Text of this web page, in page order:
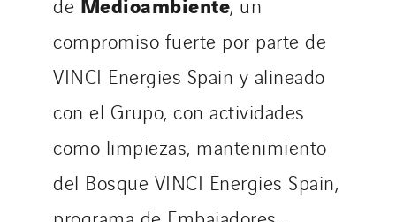
compromiso fuerte por parte de
VINCI Energies Spain y alineado
con el Grupo, con actividades
como limpiezas, mantenimiento
del Bosque VINCI Energies Spain,